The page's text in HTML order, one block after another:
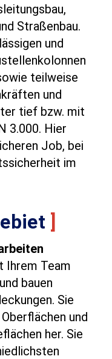
Straßenbau.
und
teilweise
und
tief bzw. mit
3.000. Hier
Job, bei
im
]
Ihrem Team
bauen
Sie
und
her. Sie